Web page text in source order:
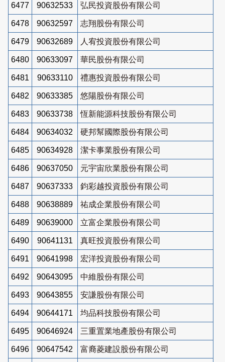
6477 90632533 弘民投資股份有限公司
6478 90632597 志翔股份有限公司
6479 90632689 人宥投資股份有限公司
6480 90633097 華民股份有限公司
6481 90633110 禮惠投資股份有限公司
6482 90633385 悠陽股份有限公司
6483 90633738 恆新能源科技股份有限公司
6484 90634032 硬邦幫國際股份有限公司
6485 90634928 潔卡事業股份有限公司
6486 90637050 元宇宙欣業股份有限公司
6487 90637333 鈞彩越投資股份有限公司
6488 90638889 祐成企業股份有限公司
6489 90639000 立富企業股份有限公司
6490 90641131 真旺投資股份有限公司
6491 90641998 宏洋投資股份有限公司
6492 90643095 中維股份有限公司
6493 90643855 安謙股份有限公司
6494 90644171 均品科技股份有限公司
6495 90646924 三重置業地產股份有限公司
6496 90647542 富裔菱建設股份有限公司